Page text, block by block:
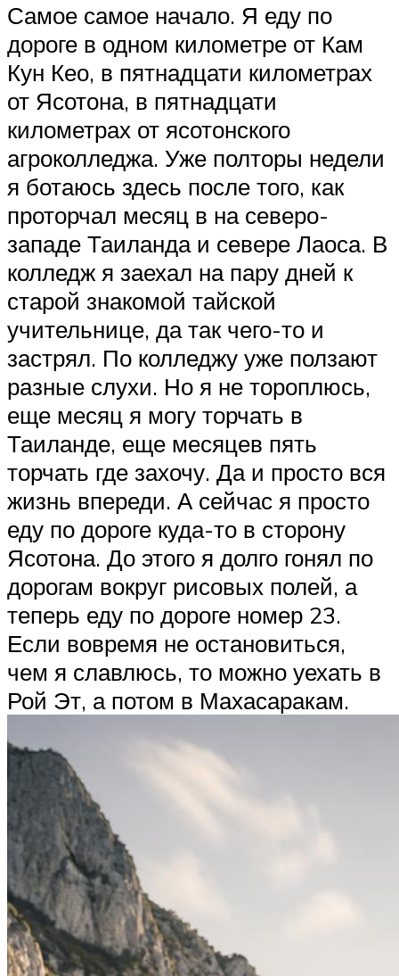
Самое самое начало. Я еду по
дороге в одном километре от Кам
Кун Кео, в пятнадцати километрах
от Ясотона, в пятнадцати
километрах от ясотонского
агроколледжа. Уже полторы недели
я ботаюсь здесь после того, как
проторчал месяц в на северо-
западе Таиланда и севере Лаоса. В
колледж я заехал на пару дней к
старой знакомой тайской
учительнице, да так чего-то и
застрял. По колледжу уже ползают
разные слухи. Но я не тороплюсь,
еще месяц я могу торчать в
Таиланде, еще месяцев пять
торчать где захочу. Да и просто вся
жизнь впереди. А сейчас я просто
еду по дороге куда-то в сторону
Ясотона. До этого я долго гонял по
дорогам вокруг рисовых полей, а
теперь еду по дороге номер 23.
Если вовремя не остановиться,
чем я славлюсь, то можно уехать в
Рой Эт, а потом в Махасаракам.